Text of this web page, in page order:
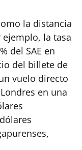
la distancia
ejemplo, la tasa
del SAE en
del billete de
vuelo directo
en una